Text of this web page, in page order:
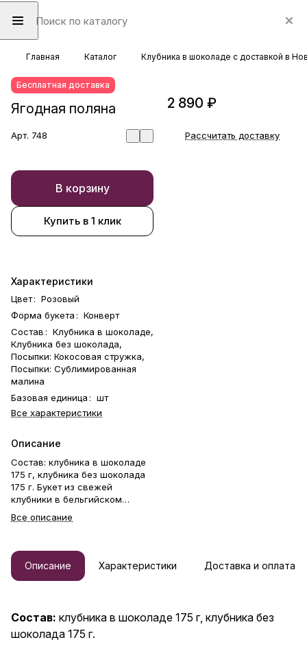
Главная Каталог Клубника в шоколаде с доставкой в
Бесплатная доставка
Ягодная поляна
Арт. 748
В корзину
Купить в 1 клик
Характеристики
Цвет: Розовый
Форма букета : Конверт
Состав : Клубника в шоколаде,
Клубника без шоколада,
Посыпки: Кокосовая стружка,
Посыпки: Сублимированная
малина
Базовая единица : шт
Все характеристики
Описание
Состав: клубника в шоколаде
175 г, клубника без шоколада
175 г. Букет из свежей
клубники в бельгийском
на каркасе из шпажек. Готовый
прозрачную слюду. Фирменная
открытка-инструкция по
хранению — в подарок. Этот
Марта, 14 Февраля, Дню
матери, Дню учителя, Дню
Все описание
2 890 ₽
Рассчитать доставку
Описание Характеристики Доставка и оплата
Состав: клубника в шоколаде 175 г, клубника без
шоколада 175 г.